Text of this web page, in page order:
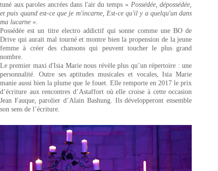
tuné aux paroles ancrées dans l'air du temps « Possédée, dépossédée,
et puis quand est-ce que je m'incarne, Est-ce qu'il y a quelqu'un dans
ma lucarne ».
Possédée est un titre electro addictif qui sonne comme une BO de
Drive qui aurait mal tourné et montre bien la propension de la jeune
femme à créer des chansons qui peuvent toucher le plus grand
nombre.
Le premier maxi d'Isia Marie nous révèle plus qu’un répertoire : une
personnalité. Outre ses aptitudes musicales et vocales, Isia Marie
manie aussi bien la plume que le fouet. Elle remporte en 2017 le prix
d’écriture aux rencontres d’Astaffort où elle croise à cette occasion
Jean Fauque, parolier d’Alain Bashung. Ils développeront ensemble
son sens de l’écriture.